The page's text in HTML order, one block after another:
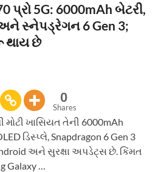
5G: 6000mAh બેટરી,
સ્નેપડ્રેગન 6 Gen 3;
છે
0
Shares
મોટી ખાસિયત તેની 6000mAh
ડિસ્પ્લે, Snapdragon 6 Gen 3
અને સુરક્ષા અપડેટ્સ છે. કિંમત
…